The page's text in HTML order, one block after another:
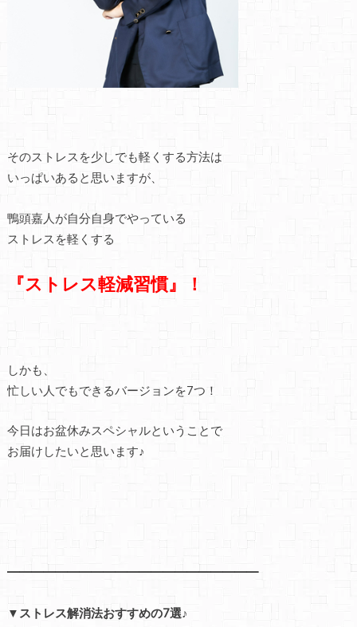
そのストレスを少しでも軽くする方法は
いっぱいあると思いますが、
鴨頭嘉人が自分自身でやっている
ストレスを軽くする
『ストレス軽減習慣』！
しかも、
忙しい人でもできるバージョンを7つ！
今日はお盆休みスペシャルということで
お届けしたいと思います♪
━━━━━━━━━━━━━━━━━━━━━
▼ストレス解消法おすすめの7選♪